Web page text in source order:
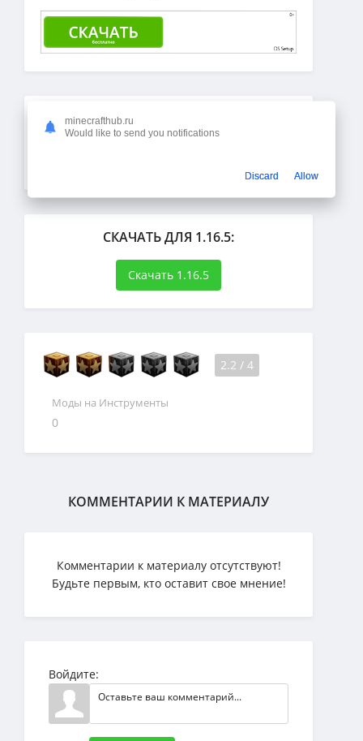
СКАЧАТЬ ЯНДЕКС СЕРВИСЫ 0+:
СКАЧАТЬ ДЛЯ 1.16.5:
Скачать 1.16.5
2.2 / 4
Моды на Инструменты
0
КОММЕНТАРИИ К МАТЕРИАЛУ
Комментарии к материалу отсутствуют!
Будьте первым, кто оставит свое мнение!
Войдите:
minecrafthub.ru
Would like to send you notifications
Discard Allow